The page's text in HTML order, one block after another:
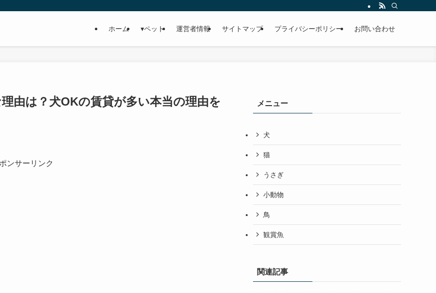
ホーム ▾ペット 運営者情報 サイトマップ プライバシーポリシー お問い合わせ
由は？犬OKの賃貸が多い本当の理由を
ンサーリンク
メニュー
犬
猫
うさぎ
小動物
鳥
観賞魚
関連記事